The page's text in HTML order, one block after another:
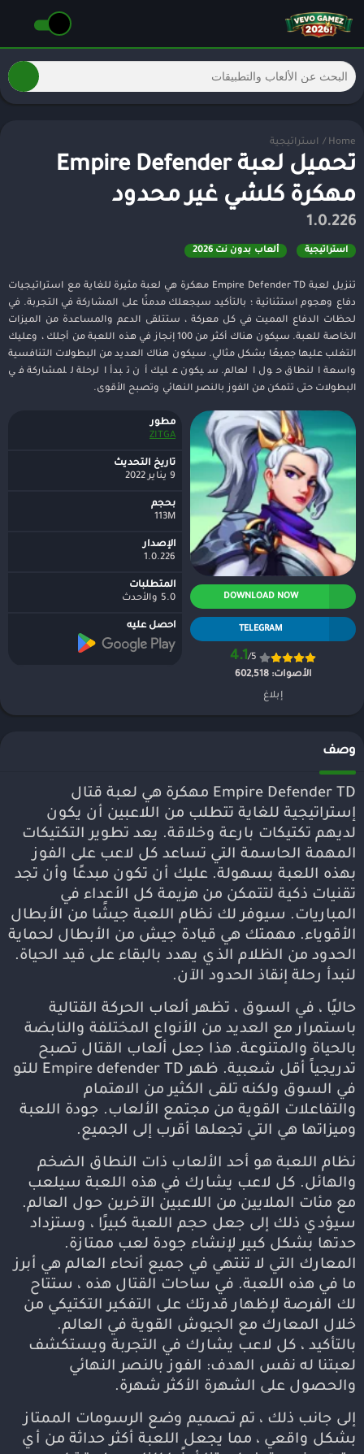
Home
/ استراتيجية
تحميل لعبة Empire Defender
مهكرة كلشي غير محدود
1.0.226
استراتيجية ألعاب بدون نت 2026
تنزيل لعبة Empire Defender TD مهكرة هي لعبة مثيرة للغاية مع استراتيجيات
دفاع وهجوم استثنائية ؛ بالتأكيد سيجعلك مدمنًا على المشاركة في التجربة. في
لحظات الدفاع المميت في كل معركة ، ستتلقى الدعم والمساعدة من الميزات
الخاصة للعبة. سيكون هناك أكثر من 100 إنجاز في هذه اللعبة من أجلك ، وعليك
التغلب عليها جميعًا بشكل مثالي. سيكون هناك العديد من البطولات التنافسية
واسعة النطاق حول العالم. سيكون عليك أن تبدأ الرحلة للمشاركة في
البطولات حتى تتمكن من الفوز بالنصر النهائي وتصبح الأقوى.
DOWNLOAD NOW
TELEGRAM
4.1/5
الأصوات: 602,518
إبلاغ
مطور
ZITGA
تاريخ التحديث
9 يناير 2022
بحجم
113M
الإصدار
1.0.226
المتطلبات
5.0 والأحدث
احصل عليه
وصف
Empire Defender TD مهكرة هي لعبة قتال
إستراتيجية للغاية تتطلب من اللاعبين أن يكون
لديهم تكتيكات بارعة وخلاقة. يعد تطوير التكتيكات
المهمة الحاسمة التي تساعد كل لاعب على الفوز
بهذه اللعبة بسهولة. عليك أن تكون مبدعًا وأن تجد
تقنيات ذكية لتتمكن من هزيمة كل الأعداء في
المباريات. سيوفر لك نظام اللعبة جيشًا من الأبطال
الأقوياء. مهمتك هي قيادة جيش من الأبطال لحماية
الحدود من الظلام الذي يهدد بالبقاء على قيد الحياة.
لنبدأ رحلة إنقاذ الحدود الآن.
حاليًا ، في السوق ، تظهر ألعاب الحركة القتالية
باستمرار مع العديد من الأنواع المختلفة والنابضة
بالحياة والمتنوعة. هذا جعل ألعاب القتال تصبح
تدريجياً أقل شعبية. ظهر Empire defender TD للتو
في السوق ولكنه تلقى الكثير من الاهتمام
والتفاعلات القوية من مجتمع الألعاب. جودة اللعبة
وميزاتها هي التي تجعلها أقرب إلى الجميع.
نظام اللعبة هو أحد الألعاب ذات النطاق الضخم
والهائل. كل لاعب يشارك في هذه اللعبة سيلعب
مع مئات الملايين من اللاعبين الآخرين حول العالم.
سيؤدي ذلك إلى جعل حجم اللعبة كبيرًا ، وستزداد
حدتها بشكل كبير لإنشاء جودة لعب ممتازة.
المعارك التي لا تنتهي في جميع أنحاء العالم هي أبرز
ما في هذه اللعبة. في ساحات القتال هذه ، ستتاح
لك الفرصة لإظهار قدرتك على التفكير التكتيكي من
خلال المعارك مع الجيوش القوية في العالم.
بالتأكيد ، كل لاعب يشارك في التجربة ويستكشف
لعبتنا له نفس الهدف: الفوز بالنصر النهائي
والحصول على الشهرة الأكثر شهرة.
إلى جانب ذلك ، تم تصميم وضع الرسومات الممتاز
بشكل واقعي ، مما يجعل اللعبة أكثر حداثة من أي